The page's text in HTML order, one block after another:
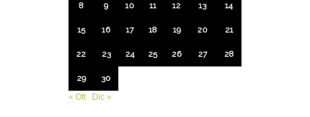
8 9 10 11 12 13 14
15 16 17 18 19 20 21
22 23 24 25 26 27 28
29
30
« Ott
Dic »